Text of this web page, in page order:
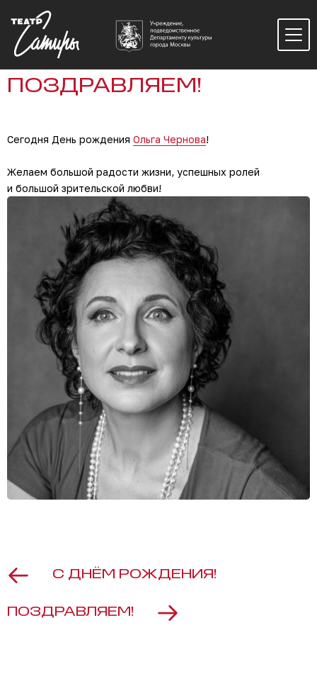
ПОЗДРАВЛЯЕМ!
Сегодня День рождения Ольга Чернова!
Желаем большой радости жизни, успешных ролей
и большой зрительской любви!
С ДНЁМ РОЖДЕНИЯ!
ПОЗДРАВЛЯЕМ!